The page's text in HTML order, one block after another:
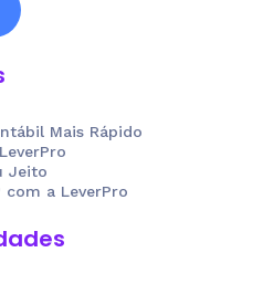
Mais Rápido
Jeito
com a LeverPro